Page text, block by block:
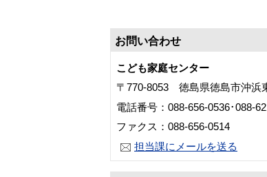
お問い合わせ
こども家庭センター
〒770-8053 徳島県徳島市沖浜
電話番号：088-656-0536･088-
ファクス：088-656-0514
担当課にメールを送る